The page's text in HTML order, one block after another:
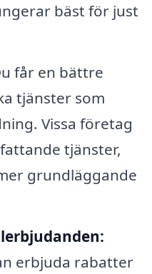
bäst för just
får en bättre
tjänster som
Vissa företag
tjänster,
grundläggande
erbjuda rabatter